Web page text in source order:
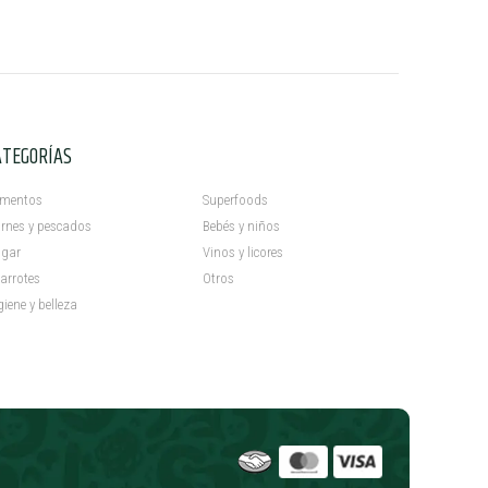
y pescados
y belleza
Superfoods
Bebés y niños
Vinos y licores
Otros